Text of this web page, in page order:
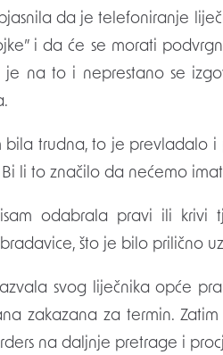
da je telefoniranje
i da će se morati
je na to i neprestano se
bila trudna, to je prevladalo i
li to značilo da nećemo
odabrala pravi ili krivi
što je bilo prilično
svog liječnika opće
zakazana za termin.
na daljnje pretrage i